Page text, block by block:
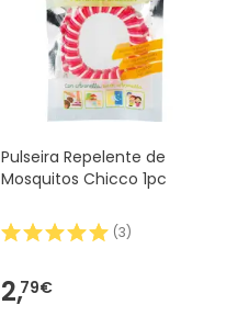
Pulseira Repelente de
Mosquitos Chicco 1pc
(3)
2,79€